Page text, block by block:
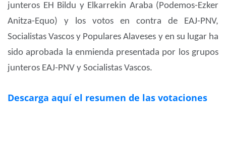
junteros EH Bildu y Elkarrekin Araba (Podemos-Ezker
Anitza-Equo) y los votos en contra de EAJ-PNV,
Socialistas Vascos y Populares Alaveses y en su lugar ha
sido aprobada la enmienda presentada por los grupos
junteros EAJ-PNV y Socialistas Vascos.
Descarga aquí el resumen de las votaciones